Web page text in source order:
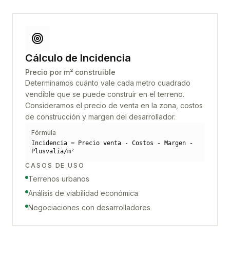
Cálculo de Incidencia
Precio por m² construible
Determinamos cuánto vale cada metro cuadrado
vendible que se puede construir en el terreno.
Consideramos el precio de venta en la zona, costos
de construcción y margen del desarrollador.
Fórmula
Incidencia = Precio venta - Costos - Margen -
Plusvalía/m²
CASOS DE USO
Terrenos urbanos
Análisis de viabilidad económica
Negociaciones con desarrolladores